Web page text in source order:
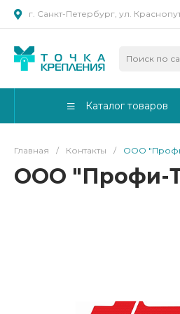
г. Санкт-Петербург, ул.
Каталог товаров
Главная / Контакты / ООО
ООО "Профи-